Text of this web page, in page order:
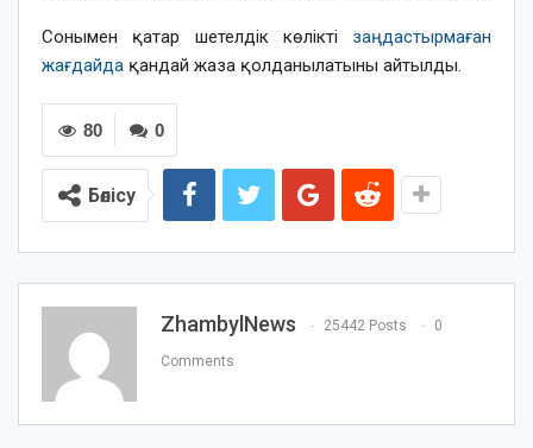
Сонымен қатар шетелдік көлікті заңдастырмаған
жағдайда қандай жаза қолданылатыны айтылды.
0
80
Бөлісу
ZhambylNews 25442 Posts 0
Comments